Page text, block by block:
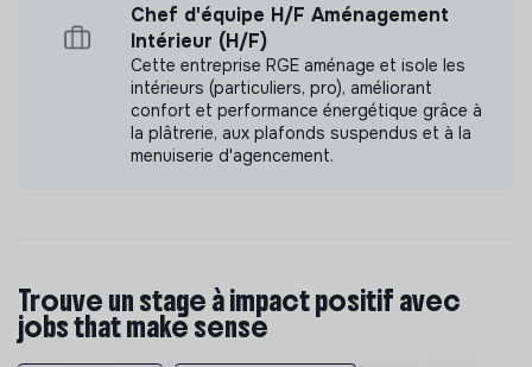
Chef d'équipe H/F Aménagement
Intérieur (H/F)
Cette entreprise RGE aménage et isole les
intérieurs (particuliers, pro), améliorant
confort et performance énergétique grâce à
la plâtrerie, aux plafonds suspendus et à la
menuiserie d'agencement.
Trouve un stage à impact positif avec
jobs that make sense